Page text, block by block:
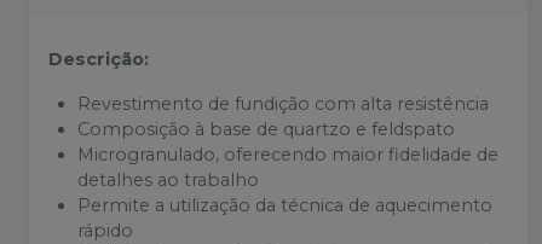
Descrição:
Revestimento de fundição com alta resistência
Composição à base de quartzo e feldspato
Microgranulado, oferecendo maior fidelidade de
detalhes ao trabalho
Permite a utilização da técnica de aquecimento
rápido